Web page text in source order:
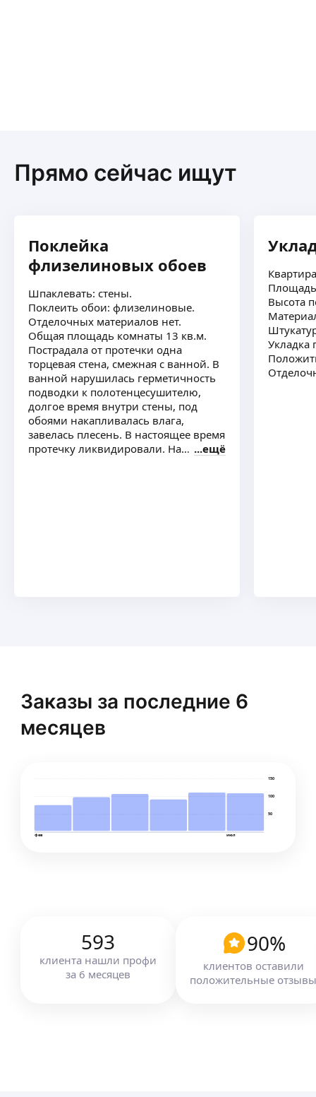
Прямо сейчас ищут
Поклейка
флизелиновых обоев
Шпаклевать: стены.
Поклеить обои: флизелиновые.
Отделочных материалов нет.
Общая площадь комнаты 13 кв.м.
Пострадала от протечки одна
торцевая стена, смежная с ванной. В
ванной нарушилась герметичность
подводки к полотенцесушителю,
долгое время внутри стены, под
обоями накапливалась влага,
завелась плесень. В настоящее время
протечку ликвидировали. На
ещё
Высота
Укладка
Заказы за последние 6
месяцев
50
100
150
фев июл
593
клиента нашли профи
за 6 месяцев
90%
клиентов оставили
положительные отзывы